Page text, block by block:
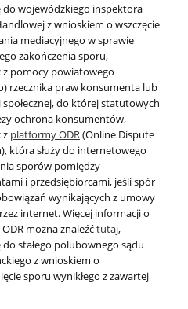
do wojewódzkiego inspektora
z wnioskiem o wszczęcie
mediacyjnego w sprawie
zakończenia sporu,
z pomocy powiatowego
rzecznika praw konsumenta lub
społecznej, do której statutowych
ochrona konsumentów,
z platformy ODR(Online Dispute
która służy do internetowego
sporów pomiędzy
i przedsiębiorcami, jeśli spór
wynikających z umowy
internet. Więcej informacji o
można znaleźćtutaj,
do stałego polubownego sądu
z wnioskiem o
sporu wynikłego z zawartej